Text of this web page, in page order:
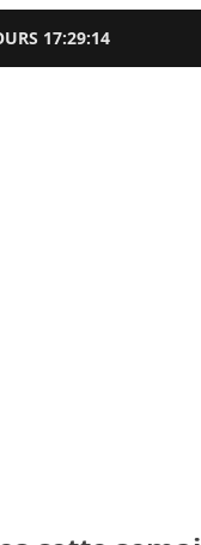
17:29:13